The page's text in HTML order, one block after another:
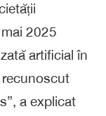
2025
artificial în
recunoscut
a explicat